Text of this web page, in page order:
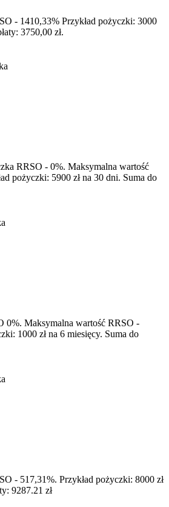
- 1410,33% Przykład pożyczki: 3000
3750,00 zł.
RRSO - 0%. Maksymalna wartość
pożyczki: 5900 zł na 30 dni. Suma do
0%. Maksymalna wartość RRSO -
1000 zł na 6 miesięcy. Suma do
- 517,31%. Przykład pożyczki: 8000 zł
9287.21 zł